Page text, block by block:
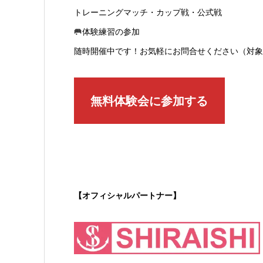
トレーニングマッチ・カップ戦・公式戦
🥅体験練習の参加
随時開催中です！お気軽にお問合せください（対
無料体験会に参加する
【オフィシャルパートナー】